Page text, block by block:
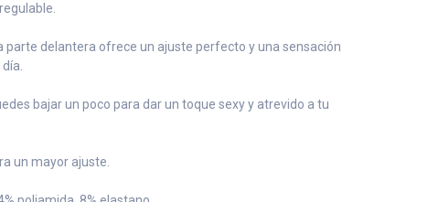
parte delantera ofrece un ajuste perfecto y una sensación
bajar un poco para dar un toque sexy y atrevido a tu
un mayor ajuste.